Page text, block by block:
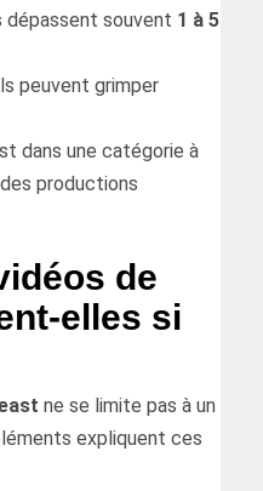
dépassent souvent 1 à 5
peuvent grimper
dans une catégorie à
productions
de
elles si
ne se limite pas à un
expliquent ces